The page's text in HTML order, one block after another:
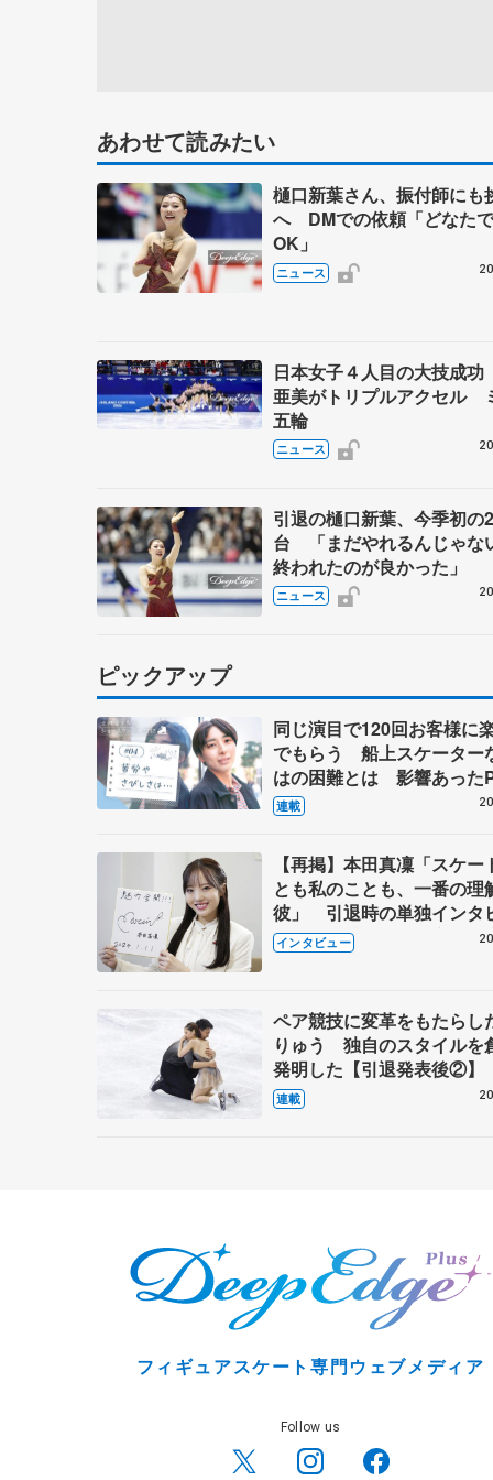
あわせて読みたい
樋口新葉さん、振付師にも
へ DMでの依頼「どなた
OK」
ニュース
日本女子４人目の大技成
亜美がトリプルアクセル
五輪
ニュース
引退の樋口新葉、今季初の
台 「まだやれるんじゃな
終われたのが良かった」
ニュース
ピックアップ
同じ演目で120回お客様に
でもらう 船上スケーター
はの困難とは 影響あった
キャプテン松永さんの存在
連載
【再掲】本田真凜「スケー
とも私のことも、一番の理
彼」 引退時の単独インタ
で語った競技人生や家族、
これからの夢…
インタビュー
ペア競技に変革をもたらし
りゅう 独自のスタイルを
発明した【引退発表後②】
連載
フィギュアスケート専門ウェブメディア
Follow us